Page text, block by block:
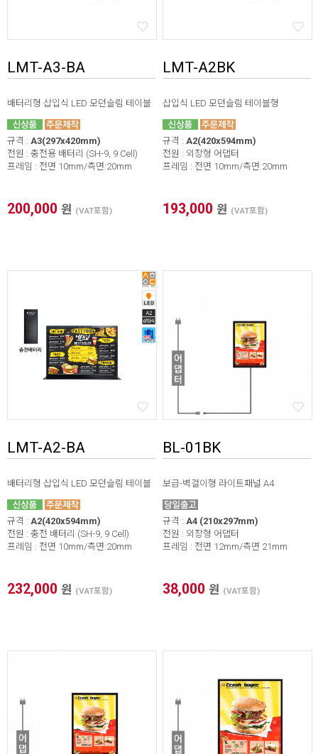
LMT-A3-BA
배터리형 삽입식 LED 모던슬림 테이블
규격 : A3(297x420mm)
전원 : 충전용 배터리 (SH-9, 9 Cell)
프레임 : 전면 10mm/측면:20mm
200,000 원 (VAT포함)
LMT-A2BK
삽입식 LED 모던슬림 테이블형
규격 : A2(420x594mm)
전원 : 외장형 어댑터
프레임 : 전면 10mm/측면:20mm
193,000 원 (VAT포함)
LMT-A2-BA
배터리형 삽입식 LED 모던슬림 테이블
규격 : A2(420x594mm)
전원 : 충전 배터리 (SH-9, 9 Cell)
프레임 : 전면 10mm/측면:20mm
232,000 원 (VAT포함)
BL-01BK
보급-벽걸이형 라이트패널 A4
규격 : A4 (210x297mm)
전원 : 외장형 어댑터
프레임 : 전면 12mm/측면 21mm
38,000 원 (VAT포함)